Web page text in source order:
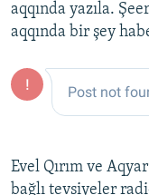
aqqında yazıla.
aqqında bir şey
Evel Qırım ve
bağlı tevsiyeler